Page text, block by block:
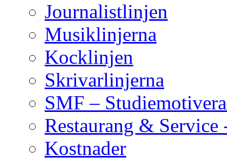
Journalistlinjen
Musiklinjerna
Kocklinjen
Skrivarlinjerna
SMF –
Restaurang & Service
Kostnader